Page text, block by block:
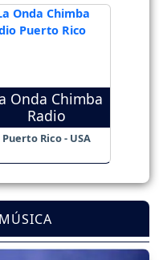
Onda Chimba
Radio
Puerto Rico - USA